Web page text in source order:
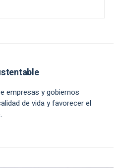
empresas y gobiernos
de vida y favorecer el